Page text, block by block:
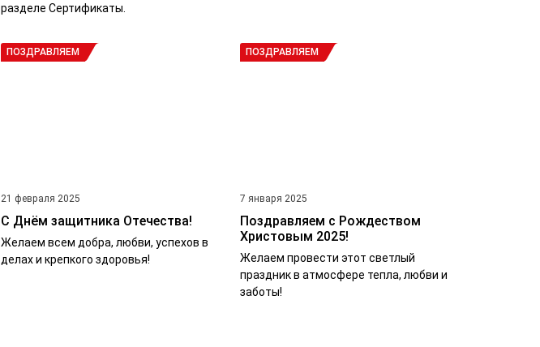
разделе Сертификаты.
ПОЗДРАВЛЯЕМ
21 февраля 2025
С Днём защитника Отечества!
Желаем всем добра, любви, успехов в
делах и крепкого здоровья!
ПОЗДРАВЛЯЕМ
7 января 2025
Поздравляем с Рождеством
Христовым 2025!
Желаем провести этот светлый
праздник в атмосфере тепла, любви и
заботы!